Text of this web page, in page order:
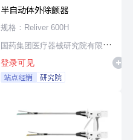
半自动体外除颤器
规格：Reliver 600H
国药集团医疗器械研究院有限公
司
登录可见
站点经销 研究院